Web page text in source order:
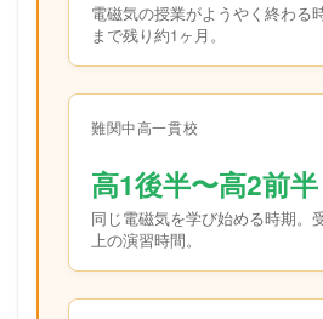
電磁気の授業がようやく終わる
まで残り約1ヶ月。
難関中高一貫校
高1後半〜高2前半
同じ電磁気を学び始める時期。
上の演習時間。